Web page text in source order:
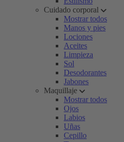
Cuidado corporal
Mostrar todos
Manos y pies
Lociones
Aceites
Limpieza
Sol
Desodorantes
Jabones
Maquillaje
Mostrar todos
Ojos
Labios
Uñas
Cepillo